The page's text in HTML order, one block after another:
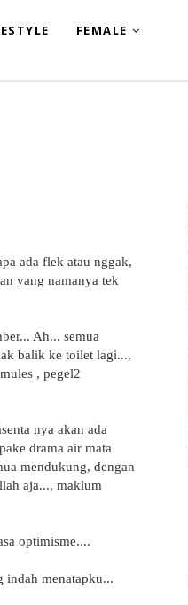
FEMALE
ada flek atau nggak,
yang namanya tek
Ah... semua
balik ke toilet lagi...,
, pegel2
nya akan ada
drama air mata
mendukung, dengan
aja..., maklum
optimisme....
indah menatapku...